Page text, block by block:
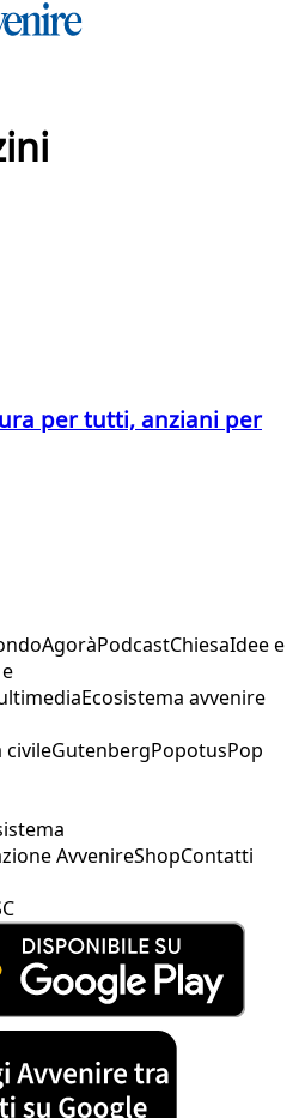
per tutti, anziani per
AgoràPodcastChiesaIdee e
Ecosistema avvenire
civileGutenbergPopotusPop
AvvenireShopContatti